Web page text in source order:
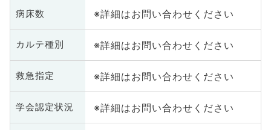
病床数 ※詳細はお問い合わせください
カルテ種別 ※詳細はお問い合わせください
救急指定 ※詳細はお問い合わせください
学会認定状況 ※詳細はお問い合わせください